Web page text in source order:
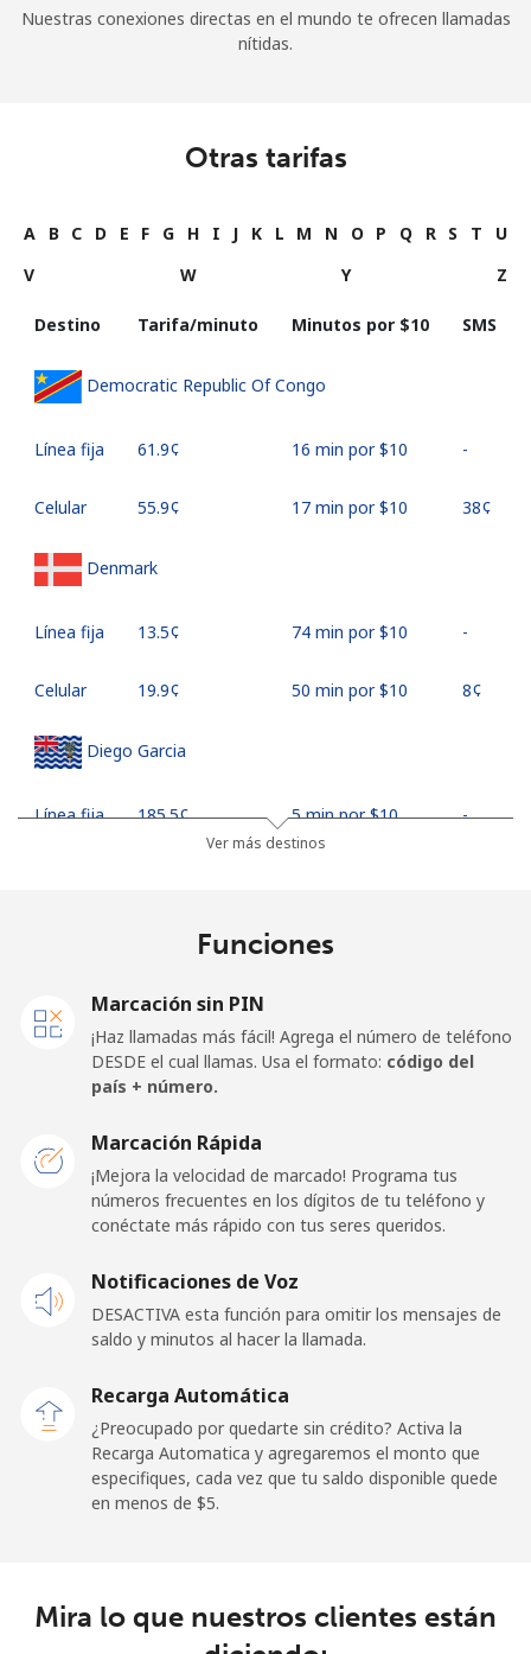
Nuestras conexiones directas en el mundo te ofrecen llamadas
nítidas.
Otras tarifas
A B C D E F G H I J K L M N O P Q R S T
U
V
W Y Z
Destino Tarifa/minuto Minutos por ⁦$10⁩ SMS
Democratic Republic Of Congo
Línea fija ⁦61.9¢⁩ 16 min por ⁦$10⁩ -
Celular ⁦55.9¢⁩ 17 min por ⁦$10⁩ ⁦38¢⁩
Denmark
Línea fija ⁦13.5¢⁩ 74 min por ⁦$10⁩ -
Celular ⁦19.9¢⁩ 50 min por ⁦$10⁩ ⁦8¢⁩
Diego Garcia
Línea fija ⁦185.5¢⁩ 5 min por ⁦$10⁩ -
Línea fija ⁦43.5¢⁩
⁦43.5¢⁩ 22 min por ⁦$10⁩ ⁦14¢⁩
Línea fija ⁦29.9¢⁩ 33 min por ⁦$10⁩
⁦31.5¢⁩ 31 min por ⁦$10⁩
Celular ⁦15.5¢⁩ 64 min por ⁦$10⁩
Ver más destinos
Funciones
Marcación sin PIN
¡Haz llamadas más fácil! Agrega el número de teléfono
DESDE el cual llamas. Usa el formato: código del
país + número.
Marcación Rápida
¡Mejora la velocidad de marcado! Programa tus
números frecuentes en los dígitos de tu teléfono y
conéctate más rápido con tus seres queridos.
Notificaciones de Voz
DESACTIVA esta función para omitir los mensajes de
saldo y minutos al hacer la llamada.
Recarga Automática
¿Preocupado por quedarte sin crédito? Activa la
Recarga Automatica y agregaremos el monto que
especifiques, cada vez que tu saldo disponible quede
en menos de ⁦$5⁩.
Mira lo que nuestros clientes están